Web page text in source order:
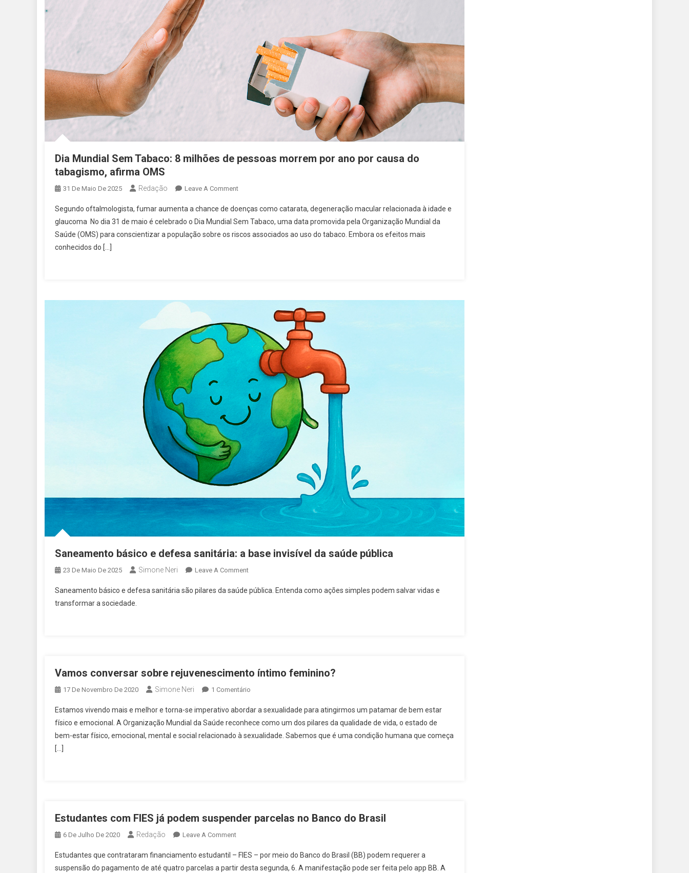
Dia Mundial Sem Tabaco: 8 milhões de pessoas morrem por ano por causa do
tabagismo, afirma OMS
31 De Maio De 2025 Redação Leave A CommentOn
Mundial
Sem
Tabaco:
Por
Causa
Tabagismo,
Afirma
Segundo oftalmologista, fumar aumenta a chance de doenças como catarata, degeneração macular relacionada à idade e
glaucoma No dia 31 de maio é celebrado o Dia Mundial Sem Tabaco, uma data promovida pela Organização Mundial da
Saúde (OMS) para conscientizar a população sobre os riscos associados ao uso do tabaco. Embora os efeitos mais
conhecidos do […]
Saneamento básico e defesa sanitária: a base invisível da saúde pública
23 De Maio De 2025 Simone Neri Leave A CommentOn
Básico
Da
Saúde
Saneamento básico e defesa sanitária são pilares da saúde pública. Entenda como ações simples podem salvar vidas e
transformar a sociedade.
Vamos conversar sobre rejuvenescimento íntimo feminino?
17 De Novembro De 2020 Simone Neri 1 Comentário
Conversar
Sobre
Rejuvenescimento
Estamos vivendo mais e melhor e torna-se imperativo abordar a sexualidade para atingirmos um patamar de bem estar
físico e emocional. A Organização Mundial da Saúde reconhece como um dos pilares da qualidade de vida, o estado de
bem-estar físico, emocional, mental e social relacionado à sexualidade. Sabemos que é uma condição humana que começa
[…]
Estudantes com FIES já podem suspender parcelas no Banco do Brasil
6 De Julho De 2020 Redação Leave A CommentOn
Com
FIES
Estudantes que contrataram financiamento estudantil – FIES – por meio do Banco do Brasil (BB) podem requerer a
suspensão do pagamento de até quatro parcelas a partir desta segunda, 6. A manifestação pode ser feita pelo app BB. A